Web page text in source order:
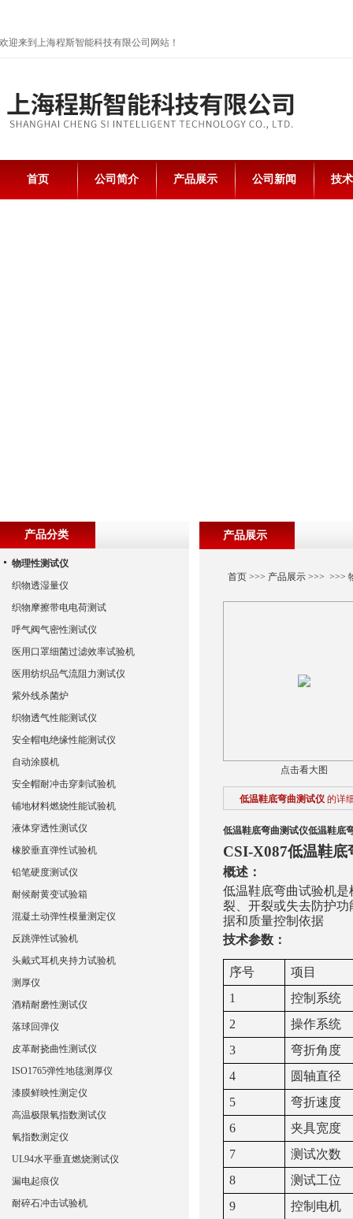
欢迎来到上海程斯智能科技有限公司网站！
首页 公司简介 产品展示 公司新闻 技
产品展示
首页>>> 产品展示>>> >>>
点击看大图
低温鞋底弯曲测试仪 的详
低温鞋底弯曲测试仪低温鞋底
CSI-X087低温鞋底
概述：
低温鞋底弯曲试验机
裂、开裂或失去防护
据和质量控制依据
技术参数：
序号
项目
1
控制系统
2
操作系统
3
弯折角度
4
圆轴直径
5
弯折速度
6
夹具宽度
7
测试次数
8
测试工位
9
控制电机
产品分类
物理性测试仪
织物透湿量仪
织物摩擦带电电荷测试
呼气阀气密性测试仪
医用口罩细菌过滤效率试验机
医用纺织品气流阻力测试仪
紫外线杀菌炉
织物透气性能测试仪
安全帽电绝缘性能测试仪
自动涂膜机
安全帽耐冲击穿刺试验机
铺地材料燃烧性能试验机
液体穿透性测试仪
橡胶垂直弹性试验机
铅笔硬度测试仪
耐候耐黄变试验箱
混凝土动弹性模量测定仪
反跳弹性试验机
头戴式耳机夹持力试验机
测厚仪
酒精耐磨性测试仪
落球回弹仪
皮革耐挠曲性测试仪
ISO1765弹性地毯测厚仪
漆膜鲜映性测定仪
高温极限氧指数测试仪
氧指数测定仪
UL94水平垂直燃烧测试仪
漏电起痕仪
耐碎石冲击试验机